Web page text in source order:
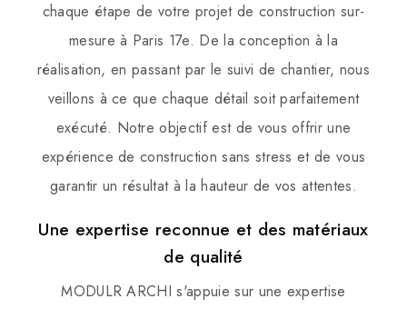
chaque étape de votre projet de construction sur-
mesure à Paris 17e. De la conception à la
réalisation, en passant par le suivi de chantier, nous
veillons à ce que chaque détail soit parfaitement
exécuté. Notre objectif est de vous offrir une
expérience de construction sans stress et de vous
garantir un résultat à la hauteur de vos attentes.
Une expertise reconnue et des matériaux
de qualité
MODULR ARCHI s'appuie sur une expertise